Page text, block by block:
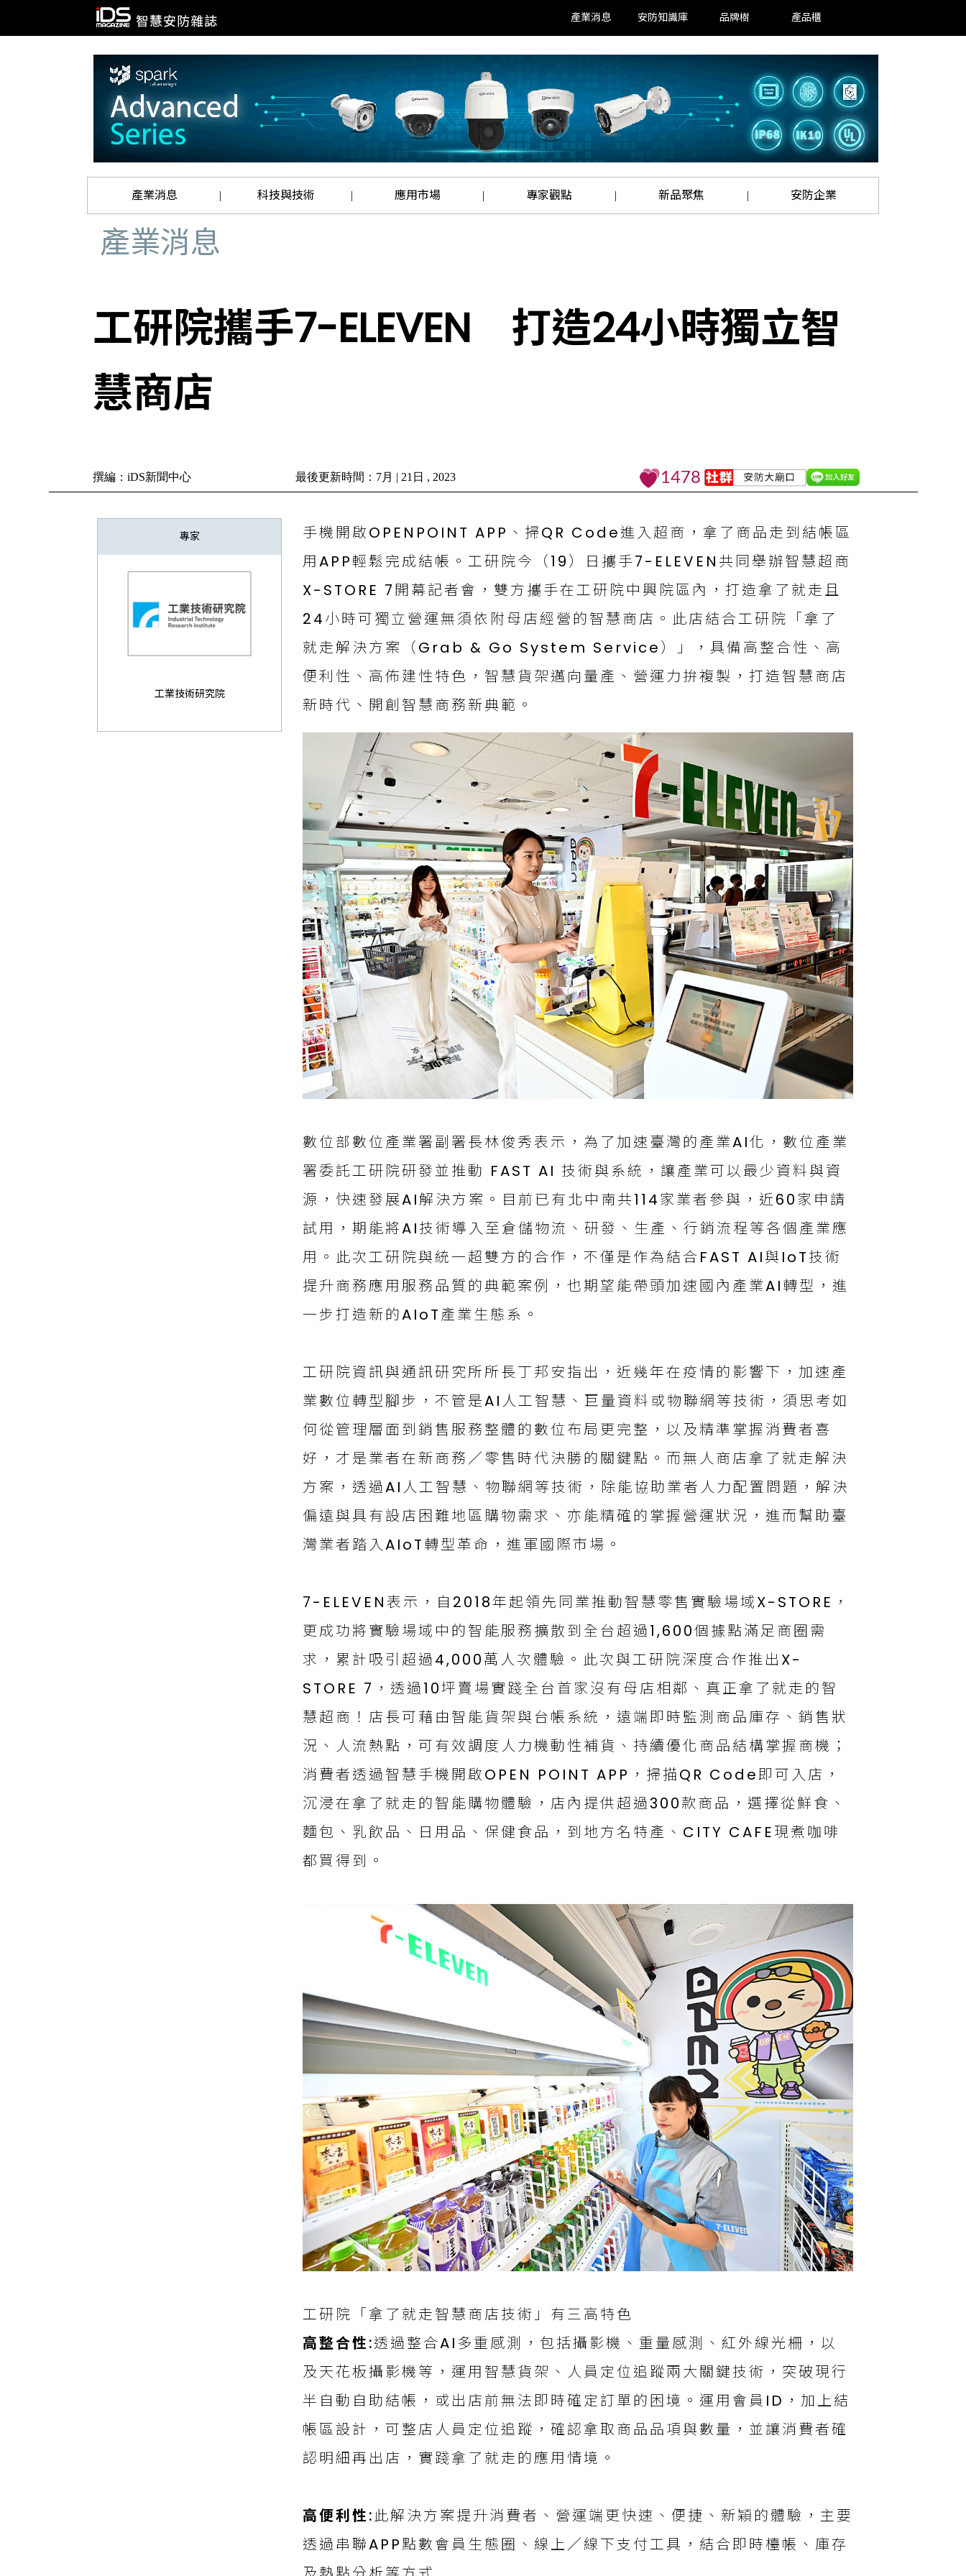
產業消息 安防知識庫 品牌樹 產品櫃
產業消息 | 科技與技術 | 應用市場 | 專家觀點 | 新品聚焦 | 安防企業
產業消息
工研院攜手7-ELEVEN 打造24小時獨立智
慧商店
撰編：iDS新聞中心 最後更新時間：7月 | 21日 , 2023 1478
專家
工業技術研究院
手機開啟OPENPOINT APP、掃QR Code進入超商，拿了商品走到結帳區
用APP輕鬆完成結帳。工研院今（19）日攜手7-ELEVEN共同舉辦智慧超商
X-STORE 7開幕記者會，雙方攜手在工研院中興院區內，打造拿了就走且
24小時可獨立營運無須依附母店經營的智慧商店。此店結合工研院「拿了
就走解決方案（Grab & Go System Service）」，具備高整合性、高
便利性、高佈建性特色，智慧貨架邁向量產、營運力拚複製，打造智慧商店
新時代、開創智慧商務新典範。
數位部數位產業署副署長林俊秀表示，為了加速臺灣的產業AI化，數位產業
署委託工研院研發並推動 FAST AI 技術與系統，讓產業可以最少資料與資
源，快速發展AI解決方案。目前已有北中南共114家業者參與，近60家申請
試用，期能將AI技術導入至倉儲物流、研發、生產、行銷流程等各個產業應
用。此次工研院與統一超雙方的合作，不僅是作為結合FAST AI與IoT技術
提升商務應用服務品質的典範案例，也期望能帶頭加速國內產業AI轉型，進
一步打造新的AIoT產業生態系。
工研院資訊與通訊研究所所長丁邦安指出，近幾年在疫情的影響下，加速產
業數位轉型腳步，不管是AI人工智慧、巨量資料或物聯網等技術，須思考如
何從管理層面到銷售服務整體的數位布局更完整，以及精準掌握消費者喜
好，才是業者在新商務／零售時代決勝的關鍵點。而無人商店拿了就走解決
方案，透過AI人工智慧、物聯網等技術，除能協助業者人力配置問題，解決
偏遠與具有設店困難地區購物需求、亦能精確的掌握營運狀況，進而幫助臺
灣業者踏入AIoT轉型革命，進軍國際市場。
7-ELEVEN表示，自2018年起領先同業推動智慧零售實驗場域X-STORE，
更成功將實驗場域中的智能服務擴散到全台超過1,600個據點滿足商圈需
求，累計吸引超過4,000萬人次體驗。此次與工研院深度合作推出X-
STORE 7，透過10坪賣場實踐全台首家沒有母店相鄰、真正拿了就走的智
慧超商！店長可藉由智能貨架與台帳系統，遠端即時監測商品庫存、銷售狀
況、人流熱點，可有效調度人力機動性補貨、持續優化商品結構掌握商機；
消費者透過智慧手機開啟OPEN POINT APP，掃描QR Code即可入店，
沉浸在拿了就走的智能購物體驗，店內提供超過300款商品，選擇從鮮食、
麵包、乳飲品、日用品、保健食品，到地方名特產、CITY CAFE現煮咖啡
都買得到。
工研院「拿了就走智慧商店技術」有三高特色
高整合性:透過整合AI多重感測，包括攝影機、重量感測、紅外線光柵，以
及天花板攝影機等，運用智慧貨架、人員定位追蹤兩大關鍵技術，突破現行
半自動自助結帳，或出店前無法即時確定訂單的困境。運用會員ID，加上結
帳區設計，可整店人員定位追蹤，確認拿取商品品項與數量，並讓消費者確
認明細再出店，實踐拿了就走的應用情境。
高便利性:此解決方案提升消費者、營運端更快速、便捷、新穎的體驗，主要
透過串聯APP點數會員生態圈、線上／線下支付工具，結合即時檯帳、庫存